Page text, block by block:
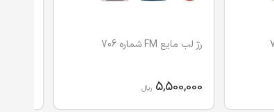
رژ لب مایع FM شماره 706
5,500,000 ریال